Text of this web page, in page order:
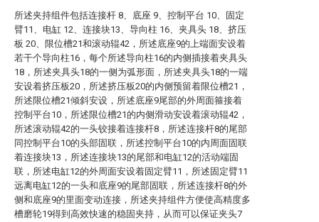
所述夹持组件包括连接杆 8、底座 9、控制平台 10、固定
臂11、电缸 12、连接块13、导向柱 16、夹具头 18、挤压
板 20、限位槽21和滚动辊42，所述底座9的上端面安设着
若干个导向柱16，每个所述导向柱16的内侧插接着夹具头
18，所述夹具头18的一侧为弧形面，所述夹具头18的一端
安设着挤压板20，所述挤压板20的内侧预留着限位槽21，
所述限位槽21倾斜安设，所述底座9尾部的外周面箍接着
控制平台10，所述限位槽21的内侧滑动安设着滚动辊42，
所述滚动辊42的一头铰接着连接杆8，所述连接杆8的尾部
同控制平台10的头部固联，所述控制平台10的内周面固联
着连接块13，所述连接块13的尾部和电缸12的活动端固
联，所述电缸12的外周面安设着固定臂11，所述固定臂11
远离电缸12的一头和底座9的尾部固联，所述连接杆8的外
侧和底座9的里面变动连接，所述夹持组件方便使高精度多
槽磨轮19得到高效快速的稳固夹持，从而可以保证夹头7